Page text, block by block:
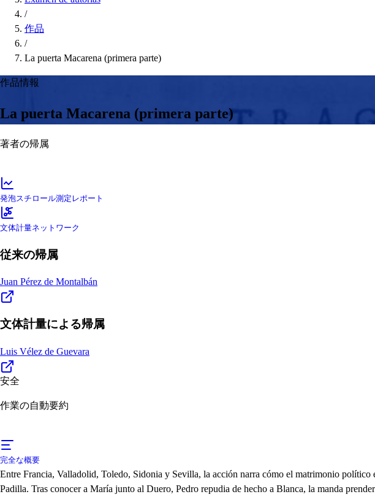
/
作品
/
La puerta Macarena (primera parte)
作品情報
La puerta Macarena (primera parte)
著者の帰属
発泡スチロール測定レポート
文体計量ネットワーク
従来の帰属
Juan Pérez de Montalbán
文体計量による帰属
Luis Vélez de Guevara
安全
作業の自動要約
完全な概要
Entre Francia, Valladolid, Toledo, Sidonia y Sevilla, la acción narra cómo el matrimonio
Padilla. Tras conocer a María junto al Duero, Pedro repudia de hecho a Blanca, la manda